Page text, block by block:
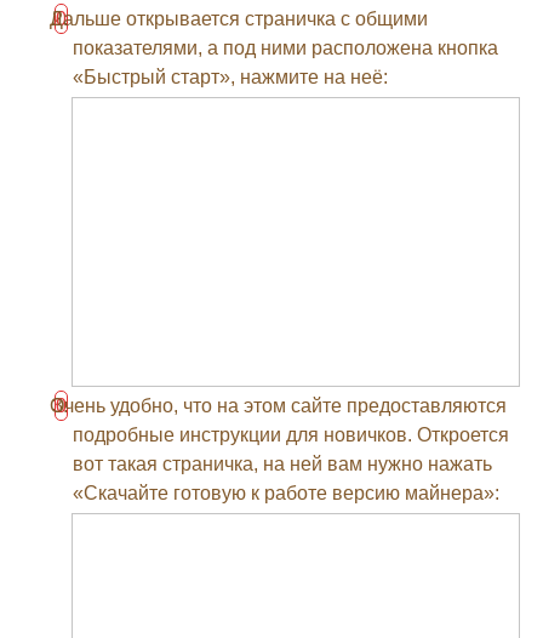
Дальше открывается страничка с общими
показателями, а под ними расположена кнопка
«Быстрый старт», нажмите на неё:
Очень удобно, что на этом сайте предоставляются
подробные инструкции для новичков. Откроется
вот такая страничка, на ней вам нужно нажать
«Скачайте готовую к работе версию майнера»: